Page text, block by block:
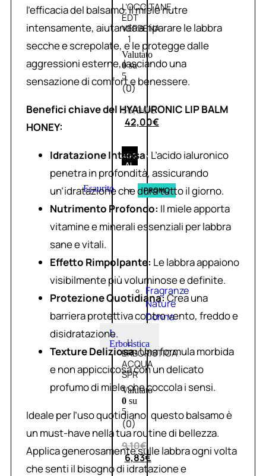
L’OCCITANE
EDT
VERBENA
1
Valutato
0su
5
(0)
56,00€
42,00€
AGGIUNGI
AL
CARRELLO
Esaurito PROMO
Fragranze
Nature
Donna
L
Erboristica
L’
ERBORISTICA
ACQUA
SPR
Valutato
0su
5
(0)
9,10€
6,83€
l’efficacia del balsamo. Il miele nutre
intensamente, aiutando a riparare le labbra
secche e screpolate, e le protegge dalle
aggressioni esterne, lasciando una
sensazione di comfort e benessere.
Benefici chiave del HYALURONIC LIP BALM
HONEY:
Idratazione Intensa: L’acido ialuronico
penetra in profondità, assicurando
un’idratazione che dura tutto il giorno.
Nutrimento Profondo: Il miele apporta
vitamine e minerali essenziali per labbra
sane e vitali.
Effetto Rimpolpante: Le labbra appaiono
visibilmente più voluminose e definite.
Protezione Quotidiana:Crea una
barriera protettiva contro vento, freddo e
disidratazione.
Texture Deliziosa:Una formula morbida
e non appiccicosa con un delicato
profumo di miele che coccola i sensi.
Ideale per l’uso quotidiano, questo balsamo è
un must-have nella tua routine di bellezza.
Applica generosamente sulle labbra ogni volta
che senti il bisogno di idratazione e